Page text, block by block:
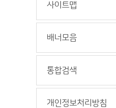
사이트맵
배너모음
통합검색
개인정보처리방침